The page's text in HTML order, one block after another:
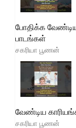
போதிக்க
பாடங்கள்
சகரியா பூணன்
வேண்டிய
சகரியா பூணன்